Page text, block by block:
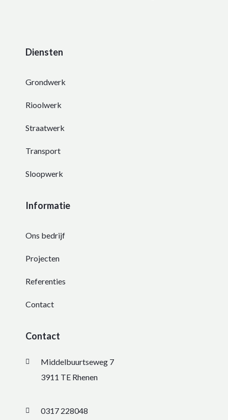
Diensten
Grondwerk
Rioolwerk
Straatwerk
Transport
Sloopwerk
Informatie
Ons bedrijf
Projecten
Referenties
Contact
Contact
Middelbuurtseweg 7
3911 TE Rhenen
0317 228048